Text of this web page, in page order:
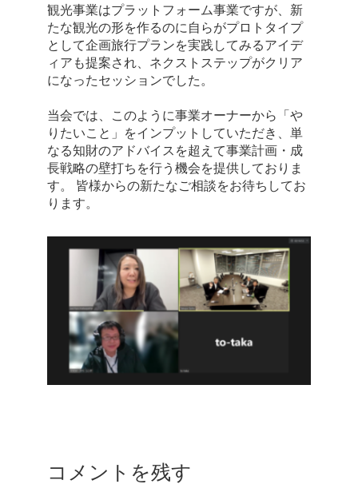
観光事業はプラットフォーム事業ですが、新
たな観光の形を作るのに自らがプロトタイプ
として企画旅行プランを実践してみるアイデ
ィアも提案され、ネクストステップがクリア
になったセッションでした。
当会では、このように事業オーナーから「や
りたいこと」をインプットしていただき、単
なる知財のアドバイスを超えて事業計画・成
長戦略の壁打ちを行う機会を提供しておりま
す。 皆様からの新たなご相談をお待ちしてお
ります。
コメントを残す